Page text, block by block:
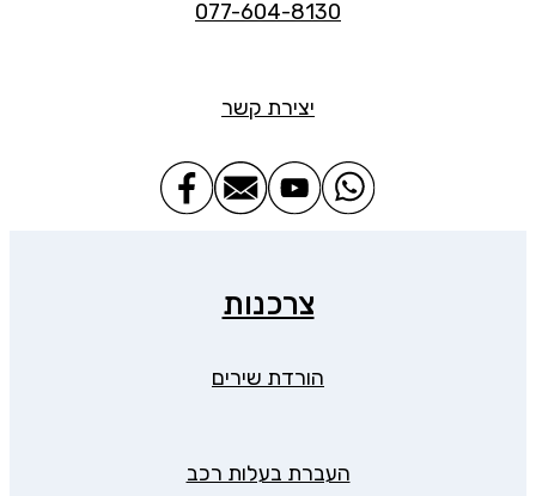
077-604-8130
יצירת קשר
צרכנות
הורדת שירים
העברת בעלות רכב